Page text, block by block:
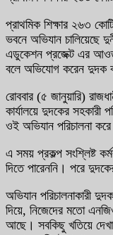
প্রাথমিক শিক্ষার ২৬৩
ভবনে অভিযান
এডুকেশন প্রজেক্ট এর
বলে অভিযোগ করেন দুদক
রোববার (৫ জানুয়ারি)
কার্যালয়ে দুদকের সহকারী
ওই অভিযান পরিচালনা
এ সময় প্রকল্প সংশ্লিষ্ট
দিতে পারেননি। পরে
অভিযান পরিচালনাকারী
দিয়ে, নিজেদের মতো
আছে। সবকিছু খতিয়ে